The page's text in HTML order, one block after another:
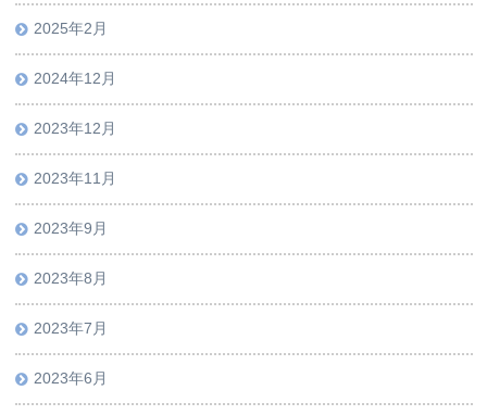
2025年2月
2024年12月
2023年12月
2023年11月
2023年9月
2023年8月
2023年7月
2023年6月